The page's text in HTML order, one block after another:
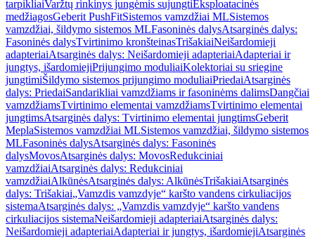
tarpikliaiVaržtų rinkinys jungėmis sujungtiEksploatacinės
medžiagosGeberit PushFitSistemos vamzdžiai MLSistemos
vamzdžiai, šildymo sistemos MLFasoninės dalysAtsarginės dalys:
Fasoninės dalysTvirtinimo kronšteinasTrišakiaiNeišardomieji
adapteriaiAtsarginės dalys: Neišardomieji adapteriaiAdapteriai ir
jungtys, išardomiejiPrijungimo moduliaiKolektoriai su sriegine
jungtimiŠildymo sistemos prijungimo moduliaiPriedaiAtsarginės
dalys: PriedaiSandarikliai vamzdžiams ir fasoninėms dalimsDangčiai
vamzdžiamsTvirtinimo elementai vamzdžiamsTvirtinimo elementai
jungtimsAtsarginės dalys: Tvirtinimo elementai jungtimsGeberit
MeplaSistemos vamzdžiai MLSistemos vamzdžiai, šildymo sistemos
MLFasoninės dalysAtsarginės dalys: Fasoninės
dalysMovosAtsarginės dalys: MovosRedukciniai
vamzdžiaiAtsarginės dalys: Redukciniai
vamzdžiaiAlkūnėsAtsarginės dalys: AlkūnėsTrišakiaiAtsarginės
dalys: Trišakiai„Vamzdis vamzdyje“ karšto vandens cirkuliacijos
sistemaAtsarginės dalys: „Vamzdis vamzdyje“ karšto vandens
cirkuliacijos sistemaNeišardomieji adapteriaiAtsarginės dalys:
Neišardomieji adapteriaiAdapteriai ir jungtys, išardomiejiAtsarginės